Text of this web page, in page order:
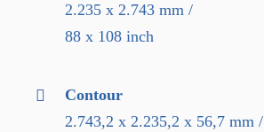
2.235 x 2.743 mm /
88 x 108 inch
Contour
2.743,2 x 2.235,2 x 56,7 mm /